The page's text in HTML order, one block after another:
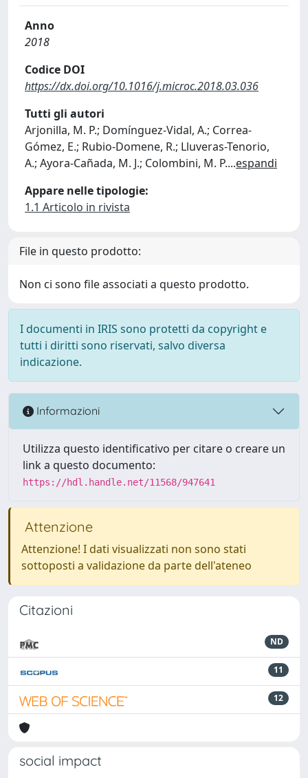
Anno
2018
Codice DOI
https://dx.doi.org/10.1016/j.microc.2018.03.036
Tutti gli autori
Arjonilla, M. P.; Domínguez-Vidal, A.; Correa-
Gómez, E.; Rubio-Domene, R.; Lluveras-Tenorio,
A.; Ayora-Cañada, M. J.; Colombini, M. P....espandi
Appare nelle tipologie:
1.1 Articolo in rivista
File in questo prodotto:
Non ci sono file associati a questo prodotto.
I documenti in IRIS sono protetti da copyright e
tutti i diritti sono riservati, salvo diversa
indicazione.
Informazioni
Utilizza questo identificativo per citare o creare un
link a questo documento:
https://hdl.handle.net/11568/947641
Attenzione
Attenzione! I dati visualizzati non sono stati
sottoposti a validazione da parte dell'ateneo
Citazioni
ND
11
12
social impact